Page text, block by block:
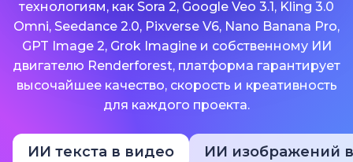
технологиям, как Sora 2, Google Veo 3.1, Kling 3.0
Omni, Seedance 2.0, Pixverse V6, Nano Banana Pro,
GPT Image 2, Grok Imagine и собственному ИИ
двигателю Renderforest, платформа гарантирует
высочайшее качество, скорость и креативность
для каждого проекта.
ИИ текста в видео ИИ изображений